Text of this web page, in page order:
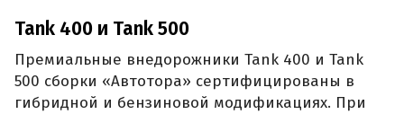
Tank 400 и Tank 500
Премиальные внедорожники Tank 400 и Tank
500 сборки «Автотора» сертифицированы в
гибридной и бензиновой модификациях. При